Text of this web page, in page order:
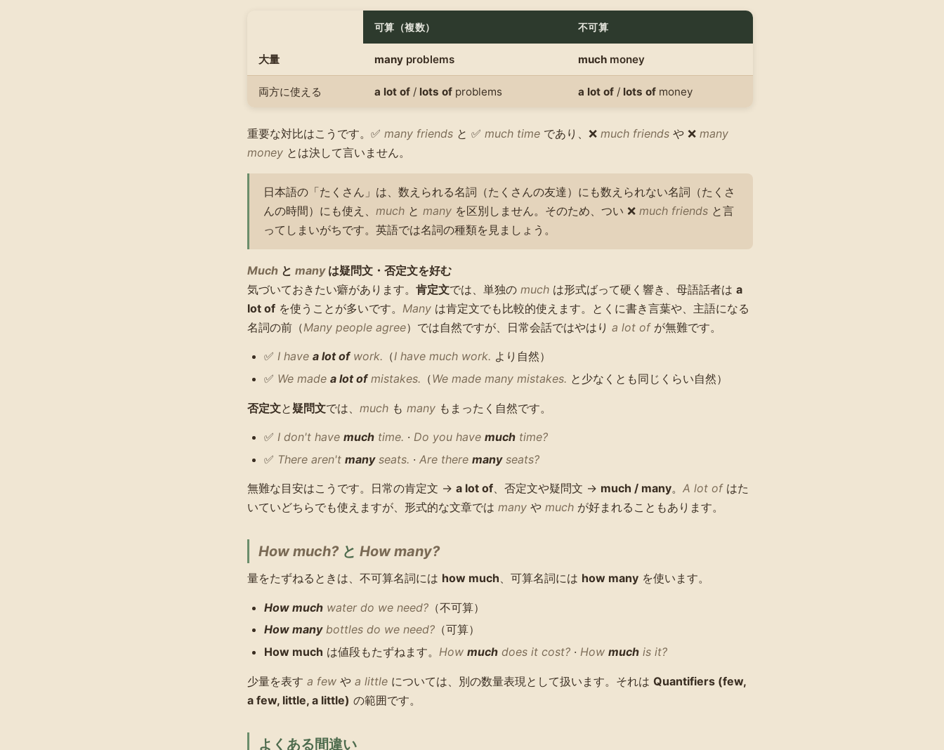
可算（複数） 不可算
大量 many problems much money
両方に使える a lot of / lots of problems a lot of / lots of money
重要な対比はこうです。✅ many friends と ✅ much time であり、❌ much friends や ❌ many
money とは決して言いません。
日本語の「たくさん」は、数えられる名詞（たくさんの友達）にも数えられない名詞（たくさ
んの時間）にも使え、 much と many を区別しません。そのため、つい ❌ much friends と言
ってしまいがちです。英語では名詞の種類を見ましょう。
Much と manyは疑問文・否定文を好む
気づいておきたい癖があります。 肯定文では、単独の much は形式ばって硬く響き、母語話者は a
lot of を使うことが多いです。 Many は肯定文でも比較的使えます。とくに書き言葉や、主語になる
名詞の前（Many people agree）では自然ですが、日常会話ではやはり a lot ofが無難です。
✅ I have a lot ofwork. （I have much work. より自然）
✅ We made a lot ofmistakes. （We made many mistakes. と少なくとも同じくらい自然）
否定文と 疑問文では、 much も many もまったく自然です。
✅ I don't have much time. · Do you have much time?
✅ There aren't manyseats. · Are there manyseats?
無難な目安はこうです。日常の肯定文 → a lot of、否定文や疑問文 → much / many。 A lot ofはた
いていどちらでも使えますが、形式的な文章では many や much が好まれることもあります。
How much?と How many?
量をたずねるときは、不可算名詞には how much、可算名詞には how many を使います。
How much water do we need? （不可算）
How manybottles do we need? （可算）
How much は値段もたずねます。 How much does it cost? · How much is it?
少量を表す a few や a little については、別の数量表現として扱います。それは Quantifiers (few,
a few, little, a little) の範囲です。
よくある間違い